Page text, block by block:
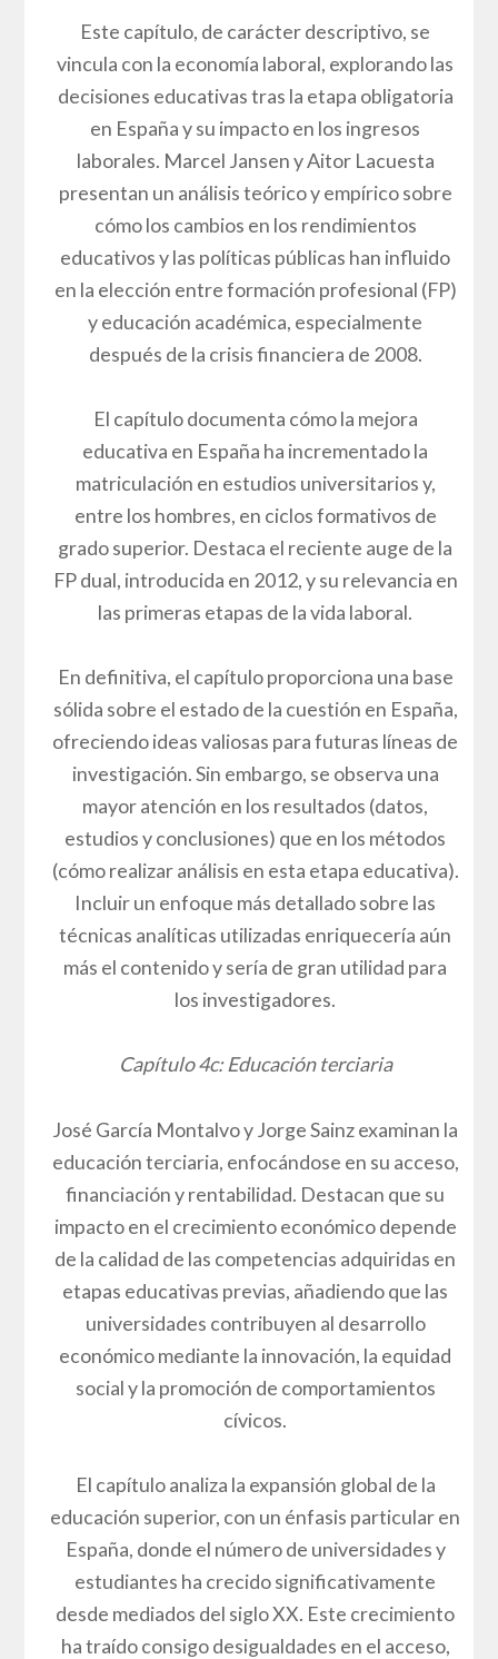
Este capítulo, de carácter descriptivo, se
vincula con la economía laboral, explorando las
decisiones educativas tras la etapa obligatoria
en España y su impacto en los ingresos
laborales. Marcel Jansen y Aitor Lacuesta
presentan un análisis teórico y empírico sobre
cómo los cambios en los rendimientos
educativos y las políticas públicas han influido
en la elección entre formación profesional (FP)
y educación académica, especialmente
después de la crisis financiera de 2008.
El capítulo documenta cómo la mejora
educativa en España ha incrementado la
matriculación en estudios universitarios y,
entre los hombres, en ciclos formativos de
grado superior. Destaca el reciente auge de la
FP dual, introducida en 2012, y su relevancia en
las primeras etapas de la vida laboral.
En definitiva, el capítulo proporciona una base
sólida sobre el estado de la cuestión en España,
ofreciendo ideas valiosas para futuras líneas de
investigación. Sin embargo, se observa una
mayor atención en los resultados (datos,
estudios y conclusiones) que en los métodos
(cómo realizar análisis en esta etapa educativa).
Incluir un enfoque más detallado sobre las
técnicas analíticas utilizadas enriquecería aún
más el contenido y sería de gran utilidad para
los investigadores.
Capítulo 4c: Educación terciaria
José García Montalvo y Jorge Sainz examinan la
educación terciaria, enfocándose en su acceso,
financiación y rentabilidad. Destacan que su
impacto en el crecimiento económico depende
de la calidad de las competencias adquiridas en
etapas educativas previas, añadiendo que las
universidades contribuyen al desarrollo
económico mediante la innovación, la equidad
social y la promoción de comportamientos
cívicos.
El capítulo analiza la expansión global de la
educación superior, con un énfasis particular en
España, donde el número de universidades y
estudiantes ha crecido significativamente
desde mediados del siglo XX. Este crecimiento
ha traído consigo desigualdades en el acceso,